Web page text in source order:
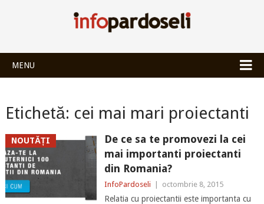
MENU
Etichetă: cei mai mari proiectanti
NOUTĂȚI
De ce sa te promovezi la cei
mai importanti proiectanti
din Romania?
InfoPardoseli octombrie 8, 2015
Relatia cu proiectantii este importanta cu